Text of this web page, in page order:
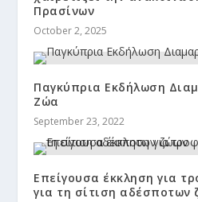
Πρασίνων
October 2, 2025
Παγκύπρια Εκδήλωση
Ζώα
September 23, 2022
Επείγουσα έκκληση για
για τη σίτιση αδέσποτων